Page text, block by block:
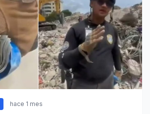
hace 1 mes